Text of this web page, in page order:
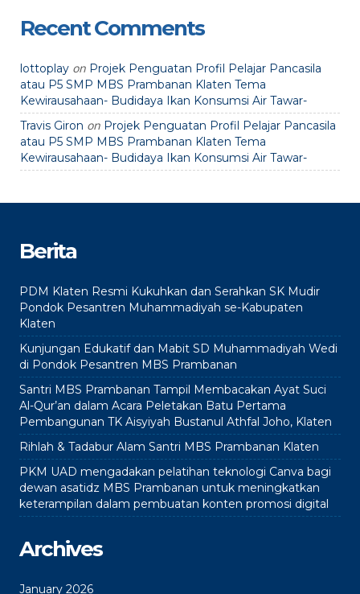
Recent Comments
lottoplay on Projek Penguatan Profil Pelajar Pancasila
atau P5 SMP MBS Prambanan Klaten Tema
Kewirausahaan- Budidaya Ikan Konsumsi Air Tawar-
Travis Giron on Projek Penguatan Profil Pelajar Pancasila
atau P5 SMP MBS Prambanan Klaten Tema
Kewirausahaan- Budidaya Ikan Konsumsi Air Tawar-
Berita
PDM Klaten Resmi Kukuhkan dan Serahkan SK Mudir
Pondok Pesantren Muhammadiyah se-Kabupaten
Klaten
Kunjungan Edukatif dan Mabit SD Muhammadiyah Wedi
di Pondok Pesantren MBS Prambanan
Santri MBS Prambanan Tampil Membacakan Ayat Suci
Al-Qur’an dalam Acara Peletakan Batu Pertama
Pembangunan TK Aisyiyah Bustanul Athfal Joho, Klaten
Rihlah & Tadabur Alam Santri MBS Prambanan Klaten
PKM UAD mengadakan pelatihan teknologi Canva bagi
dewan asatidz MBS Prambanan untuk meningkatkan
keterampilan dalam pembuatan konten promosi digital
Archives
January 2026